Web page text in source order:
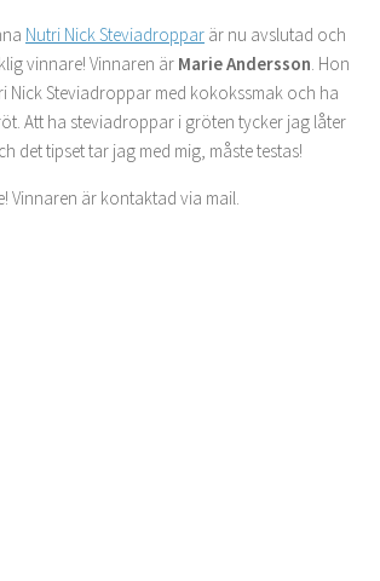
Nutri Nick Steviadroppar är nu avslutad och
vinnare! Vinnaren är Marie Andersson. Hon
Nick Steviadroppar med kokokssmak och ha
Att ha steviadroppar i gröten tycker jag låter
det tipset tar jag med mig, måste testas!
Vinnaren är kontaktad via mail.